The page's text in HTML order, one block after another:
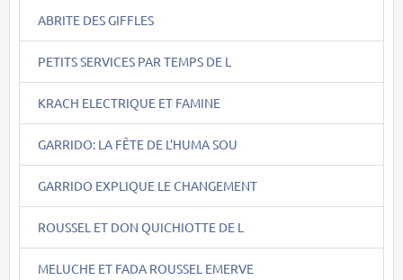
ABRITE DES GIFFLES
PETITS SERVICES PAR TEMPS DE L
KRACH ELECTRIQUE ET FAMINE
GARRIDO: LA FÊTE DE L'HUMA SOU
GARRIDO EXPLIQUE LE CHANGEMENT
ROUSSEL ET DON QUICHIOTTE DE L
MELUCHE ET FADA ROUSSEL EMERVE